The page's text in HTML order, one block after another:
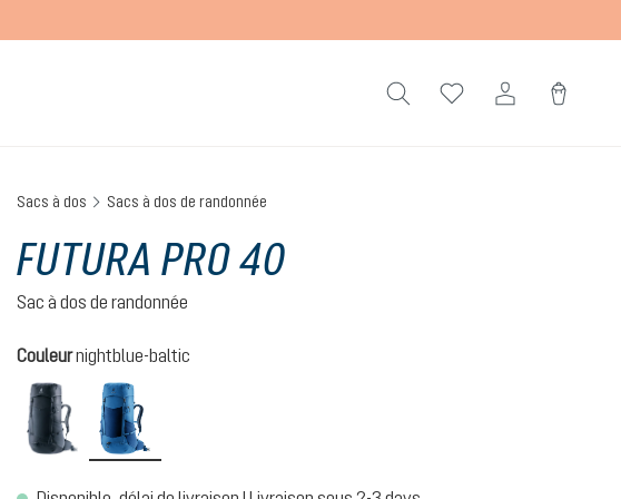
Sacs à dos Sacs à dos de randonnée
FUTURA PRO 40
Sac à dos de randonnée
Sélectionnez
Couleurnightblue-baltic
black